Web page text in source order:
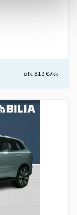
alk. 813 €/kk